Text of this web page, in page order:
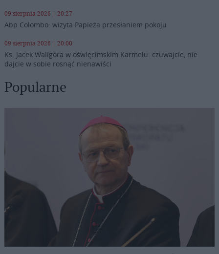
09 sierpnia 2026 | 20:27
Abp Colombo: wizyta Papieża przesłaniem pokoju
09 sierpnia 2026 | 20:00
Ks. Jacek Waligóra w oświęcimskim Karmelu: czuwajcie, nie
dajcie w sobie rosnąć nienawiści
Popularne